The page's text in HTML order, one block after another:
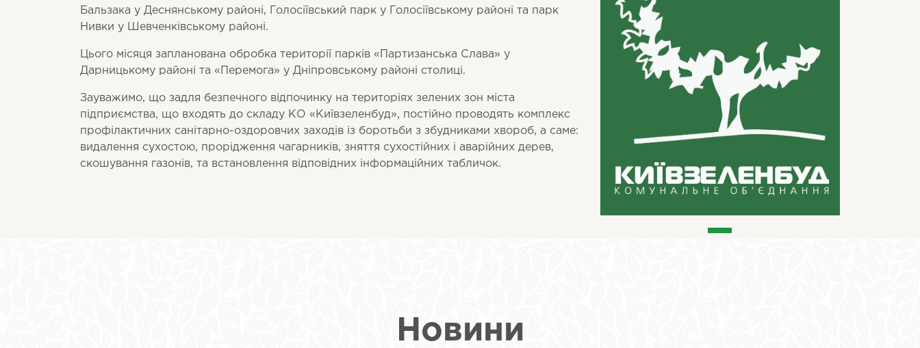
Бальзака у Деснянському районі, Голосіївський парк у Голосіївському районі та парк
Нивки у Шевченківському районі.
Цього місяця запланована обробка території парків «Партизанська Слава» у
Дарницькому районі та «Перемога» у Дніпровському районі столиці.
Зауважимо, що задля безпечного відпочинку на територіях зелених зон міста
підприємства, що входять до складу КО «Київзеленбуд», постійно проводять комплекс
профілактичних санітарно-оздоровчих заходів із боротьби з збудниками хвороб, а саме:
видалення сухостою, прорідження чагарників, зняття сухостійних і аварійних дерев,
скошування газонів, та встановлення відповідних інформаційних табличок.
Новини